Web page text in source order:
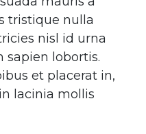
tristique nulla
nisl id urna
lobortis.
et placerat in,
lacinia mollis